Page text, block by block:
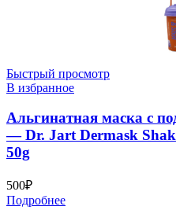
Быстрый просмотр
В избранное
Альгинатная маска с
— Dr. Jart Dermask
50g
500₽
Подробнее